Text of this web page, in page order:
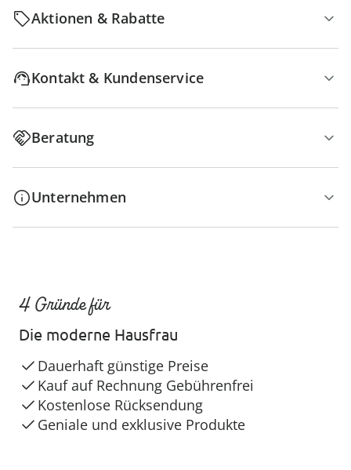
Aktionen & Rabatte
Kontakt & Kundenservice
Beratung
Unternehmen
4 Gründe für
Die moderne Hausfrau
Dauerhaft günstige Preise
Kauf auf Rechnung Gebührenfrei
Kostenlose Rücksendung
Geniale und exklusive Produkte